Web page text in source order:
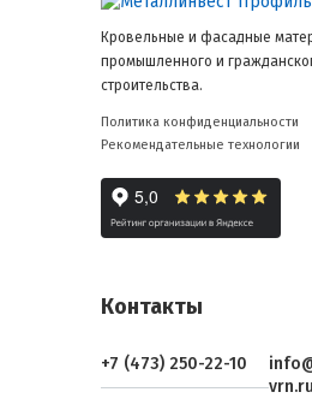
Кровельные и фасадные
промышленного и
строительства.
Политика конфиденциальности
Рекомендательные технологии
Контакты
+7 (473) 250-22-10
vrn.ru